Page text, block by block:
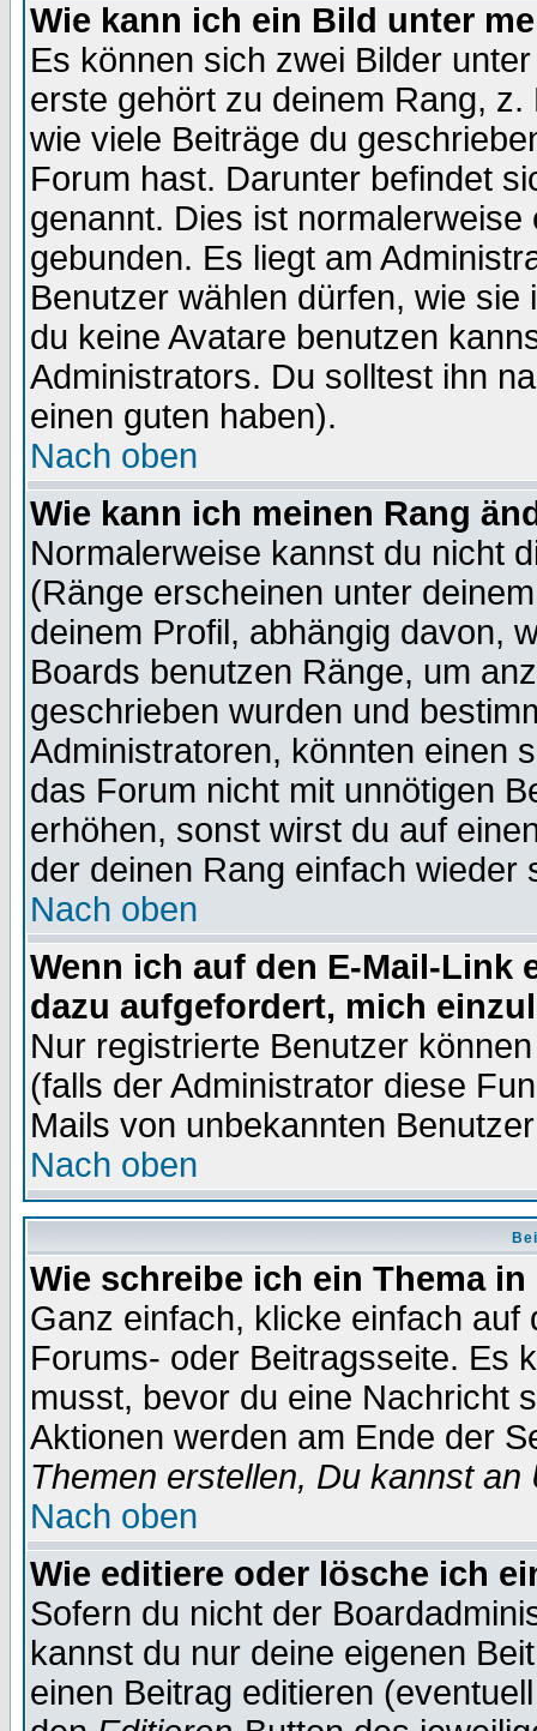
Wie kann ich ein Bild unter
Es können sich zwei Bilder
erste gehört zu deinem Rang,
wie viele Beiträge du
Forum hast. Darunter befindet
genannt. Dies ist
gebunden. Es liegt am
Benutzer wählen dürfen, wie
du keine Avatare benutzen
Administrators. Du solltest ihn
einen guten haben).
Nach oben
Wie kann ich meinen Rang
Normalerweise kannst du nicht
(Ränge erscheinen unter
deinem Profil, abhängig davon,
Boards benutzen Ränge, um
geschrieben wurden und
Administratoren, könnten einen
das Forum nicht mit unnötigen
erhöhen, sonst wirst du auf
der deinen Rang einfach wieder
Nach oben
Wenn ich auf den E-Mail-Link
dazu aufgefordert, mich
Nur registrierte Benutzer
(falls der Administrator diese
Mails von unbekannten
Nach oben
Wie schreibe ich ein Thema
Ganz einfach, klicke einfach
Forums- oder Beitragsseite. Es
musst, bevor du eine Nachricht
Aktionen werden am Ende der
Themen erstellen, Du kannst
Nach oben
Wie editiere oder lösche ich
Sofern du nicht der
kannst du nur deine eigenen
einen Beitrag editieren